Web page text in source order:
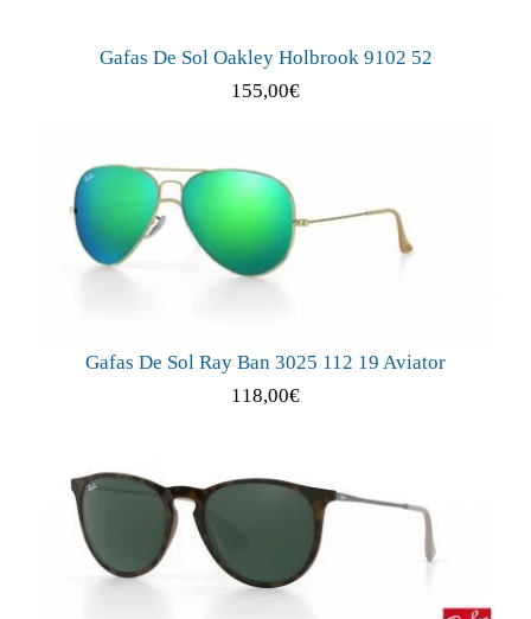
Gafas De Sol Oakley Holbrook 9102 52
155,00€
Gafas De Sol Ray Ban 3025 112 19 Aviator
118,00€